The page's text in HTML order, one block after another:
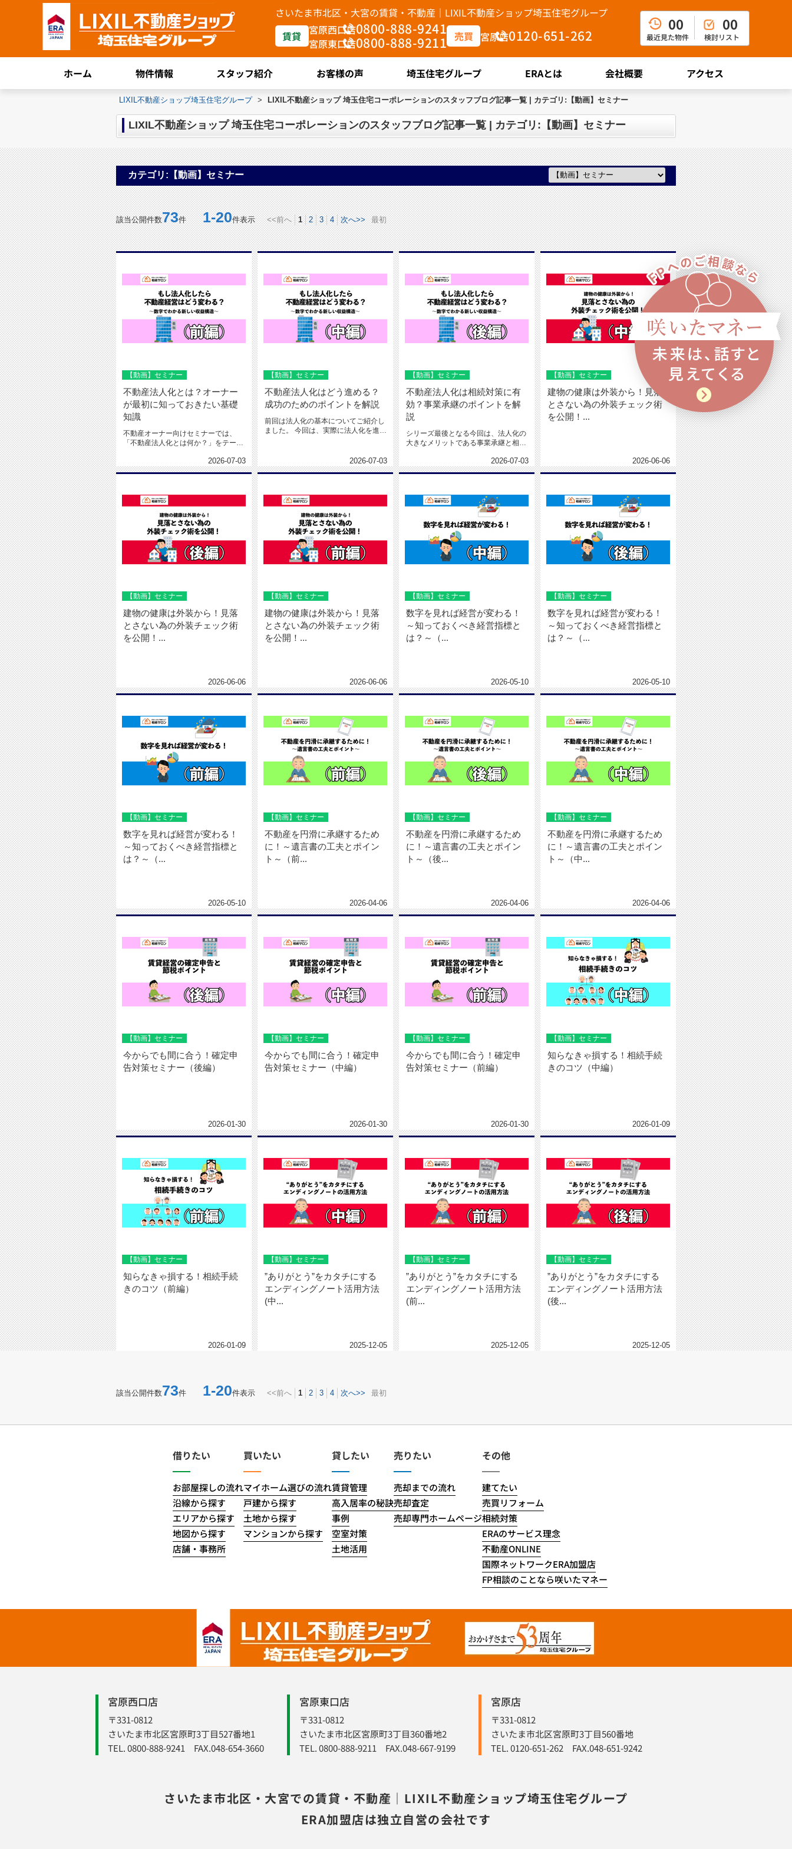
さいたま市北区・大宮の賃貸・不動産｜LIXIL不動産ショップ埼玉住宅グループ
賃貸 宮原西口店0800-888-9241
宮原東口店0800-888-9211 売買 宮原店0120-651-262
00
最近見た物件
00
検討リスト
ホーム 物件情報 スタッフ紹介 お客様の声 埼玉住宅グループ ERAとは 会社概要 アクセス
LIXIL不動産ショップ埼玉住宅グループ > LIXIL不動産ショップ 埼玉住宅コーポレーションのスタッフブログ記事一覧 | カテゴリ:【動画】セミナー
LIXIL不動産ショップ 埼玉住宅コーポレーションのスタッフブログ記事一覧 | カテゴリ:【動画】セミナー
カテゴリ:【動画】セミナー
該当公開件数73件1-20件表示 <<前へ 1 2 3 4 次へ>> 最初
【動画】セミナー
不動産法人化とは？オーナー
が最初に知っておきたい基礎
知識
不動産オーナー向けセミナーでは、
「不動産法人化とは何か？」をテーマ
2026-07-03
【動画】セミナー
不動産法人化はどう進める？
成功のためのポイントを解説
前回は法人化の基本についてご紹介し
ました。 今回は、実際に法人化を進め
2026-07-03
【動画】セミナー
不動産法人化は相続対策に有
効？事業承継のポイントを解
説
シリーズ最後となる今回は、法人化の
大きなメリットである事業承継と相続
2026-07-03
【動画】セミナー
建物の健康は外装から！見落
とさない為の外装チェック術
を公開！...
2026-06-06
【動画】セミナー
建物の健康は外装から！見落
とさない為の外装チェック術
を公開！...
2026-06-06
【動画】セミナー
建物の健康は外装から！見落
とさない為の外装チェック術
を公開！...
2026-06-06
【動画】セミナー
数字を見れば経営が変わる！
～知っておくべき経営指標と
は？～（...
2026-05-10
【動画】セミナー
数字を見れば経営が変わる！
～知っておくべき経営指標と
は？～（...
2026-05-10
【動画】セミナー
数字を見れば経営が変わる！
～知っておくべき経営指標と
は？～（...
2026-05-10
【動画】セミナー
不動産を円滑に承継するため
に！～遺言書の工夫とポイン
ト～（前...
2026-04-06
【動画】セミナー
不動産を円滑に承継するため
に！～遺言書の工夫とポイン
ト～（後...
2026-04-06
【動画】セミナー
不動産を円滑に承継するため
に！～遺言書の工夫とポイン
ト～（中...
2026-04-06
【動画】セミナー
今からでも間に合う！確定申
告対策セミナー（後編）
2026-01-30
【動画】セミナー
今からでも間に合う！確定申
告対策セミナー（中編）
2026-01-30
【動画】セミナー
今からでも間に合う！確定申
告対策セミナー（前編）
2026-01-30
【動画】セミナー
知らなきゃ損する！相続手続
きのコツ（中編）
2026-01-09
【動画】セミナー
知らなきゃ損する！相続手続
きのコツ（前編）
2026-01-09
【動画】セミナー
”ありがとう”をカタチにする
エンディングノート活用方法
(中...
2025-12-05
【動画】セミナー
”ありがとう”をカタチにする
エンディングノート活用方法
(前...
2025-12-05
【動画】セミナー
”ありがとう”をカタチにする
エンディングノート活用方法
(後...
2025-12-05
該当公開件数73件 1-20件表示 <<前へ 1 2 3 4 次へ>> 最初
借りたい
お部屋探しの流れ
沿線から探す
エリアから探す
地図から探す
店舗・事務所
買いたい
マイホーム選びの流れ
戸建から探す
土地から探す
マンションから探す
貸したい
賃貸管理
高入居率の秘訣
事例
空室対策
土地活用
売りたい
売却までの流れ
売却査定
売却専門ホームページ
その他
建てたい
売買リフォーム
相続対策
ERAのサービス理念
不動産ONLINE
国際ネットワークERA加盟店
FP相談のことなら咲いたマネー
宮原西口店
〒331-0812
さいたま市北区宮原町3丁目527番地1
TEL. 0800-888-9241 FAX.048-654-3660
宮原東口店
〒331-0812
さいたま市北区宮原町3丁目360番地2
TEL. 0800-888-9211 FAX.048-667-9199
宮原店
〒331-0812
さいたま市北区宮原町3丁目560番地
TEL. 0120-651-262 FAX.048-651-9242
さいたま市北区・大宮での賃貸・不動産｜LIXIL不動産ショップ埼玉住宅グループ
ERA加盟店は独立自営の会社です